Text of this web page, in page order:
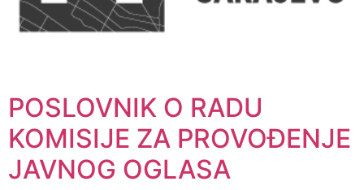
POSLOVNIK O RADU
KOMISIJE ZA PROVOĐENJE
JAVNOG OGLASA